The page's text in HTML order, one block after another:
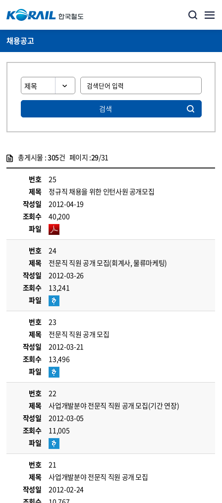
채용공고
검색
총게시물 :305건 페이지 :29/31
번호
25
제목
정규직 채용을 위한 인턴사원 공개모집
작성일
2012-04-19
조회수
40,200
파일
번호
24
제목
전문직 직원 공개 모집(회계사, 물류마케팅)
작성일
2012-03-26
조회수
13,241
파일
번호
23
제목
전문직 직원 공개 모집
작성일
2012-03-21
조회수
13,496
파일
번호
22
제목
사업개발분야 전문직 직원 공개 모집(기간 연장)
작성일
2012-03-05
조회수
11,005
파일
번호
21
제목
사업개발분야 전문직 직원 공개 모집
작성일
2012-02-24